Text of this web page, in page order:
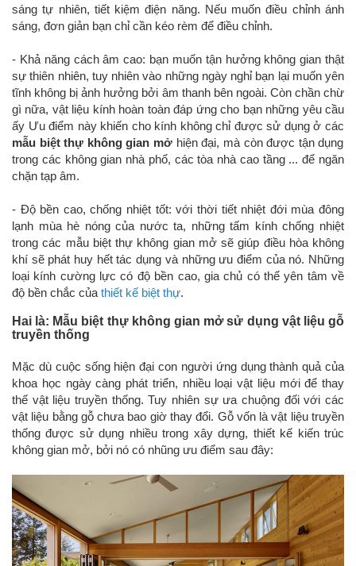
sáng tự nhiên, tiết kiệm điện năng. Nếu muốn điều chỉnh ánh
sáng, đơn giản bạn chỉ cần kéo rèm để điều chỉnh.
- Khả năng cách âm cao: bạn muốn tận hưởng không gian thật
sự thiên nhiên, tuy nhiên vào những ngày nghỉ bạn lại muốn yên
tĩnh không bị ảnh hưởng bởi âm thanh bên ngoài. Còn chần chừ
gì nữa, vật liệu kính hoàn toàn đáp ứng cho bạn những yêu cầu
ấy Ưu điểm này khiến cho kính không chỉ được sử dụng ở các
mẫu biệt thự không gian mở hiện đại, mà còn được tận dụng
trong các không gian nhà phố, các tòa nhà cao tầng ... để ngăn
chặn tạp âm.
- Độ bền cao, chống nhiệt tốt: với thời tiết nhiệt đới mùa đông
lạnh mùa hè nóng của nước ta, những tấm kính chống nhiệt
trong các mẫu biệt thự không gian mở sẽ giúp điều hòa không
khí sẽ phát huy hết tác dụng và những ưu điểm của nó. Những
loại kính cường lực có độ bền cao, gia chủ có thể yên tâm về
độ bền chắc của thiết kế biệt thự.
Hai là: Mẫu biệt thự không gian mở sử dụng vật liệu gỗ
truyền thống
Mặc dù cuộc sống hiện đại con người ứng dụng thành quả của
khoa học ngày càng phát triển, nhiều loại vật liệu mới để thay
thế vật liệu truyền thống. Tuy nhiên sự ưa chuộng đối với các
vật liệu bằng gỗ chưa bao giờ thay đổi. Gỗ vốn là vật liệu truyền
thống được sử dụng nhiều trong xây dựng, thiết kế kiến trúc
không gian mở, bởi nó có nhũng ưu điểm sau đây: